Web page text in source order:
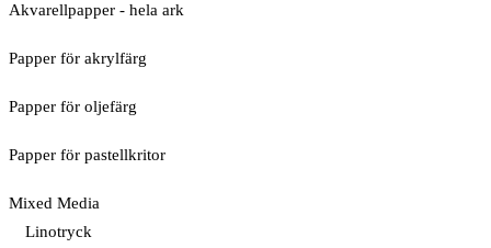
Akvarellpapper - hela ark
Papper för akrylfärg
Papper för oljefärg
Papper för pastellkritor
Mixed Media
Linotryck